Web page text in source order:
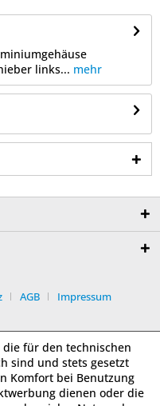
links... mehr
AGB Impressum
die für den technischen
sind und stets gesetzt
Komfort bei Benutzung
dienen oder die